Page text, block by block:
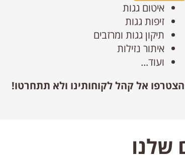
איטום גגות
זיפות גגות
תיקון גגות ומרזבים
איתור נזילות
ועוד...
הצטרפו אל קהל לקוחותינו ולא תתחרטו!
שלנו